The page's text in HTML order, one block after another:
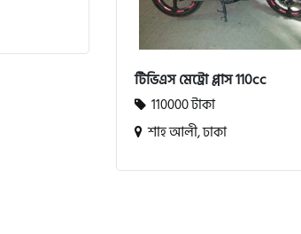
টিভিএস মেট্রো প্লাস 110cc
110000 টাকা
শাহ আলী, ঢাকা